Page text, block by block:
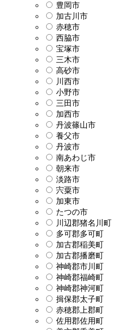
豊岡市
加古川市
赤穂市
西脇市
宝塚市
三木市
高砂市
川西市
小野市
三田市
加西市
丹波篠山市
養父市
丹波市
南あわじ市
朝来市
淡路市
宍粟市
加東市
たつの市
川辺郡猪名川町
多可郡多可町
加古郡稲美町
加古郡播磨町
神崎郡市川町
神崎郡福崎町
神崎郡神河町
揖保郡太子町
赤穂郡上郡町
佐用郡佐用町